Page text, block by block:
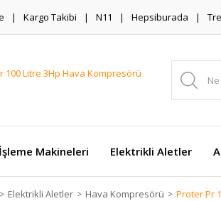
Kargo Takibi N11 Hepsiburada
Makineleri Elektrikli Aletler
Elektrikli Aletler Hava Kompresörü Proter Pr